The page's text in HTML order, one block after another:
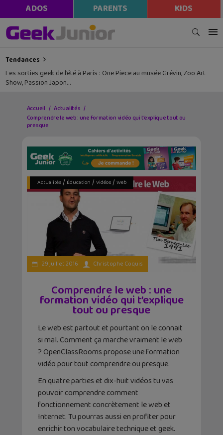
ADOS PARENTS KIDS
Tendances
Les sorties geek de l’été à Paris : One Piece au musée Grévin, Zoo Art
Show, Passion Japon…
Accueil
Actualités
Comprendre le web : une formation vidéo qui t’explique tout ou
presque
Actualités/ Éducation / Vidéos/ Web
29 juillet 2016 Christophe Coquis
Comprendre le web : une
formation vidéo qui t’explique
tout ou presque
Le web est partout et pourtant on le connait
si mal. Comment ça marche vraiment le web
? OpenClassRooms propose une formation
vidéo pour tout comprendre ou presque.
En quatre parties et dix-huit vidéos tu vas
pouvoir comprendre comment
fonctionnement concrètement le web et
Internet. Tu pourras aussi en profiter pour
enrichir ton vocabulaire technique et geek.